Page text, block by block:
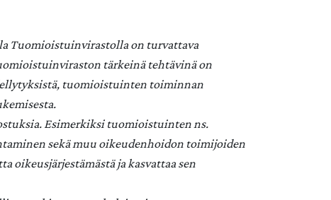
Tuomioistuinvirastolla on turvattava
tärkeinä tehtävinä on
tuomioistuinten toiminnan
Esimerkiksi tuomioistuinten ns.
sekä muu oikeudenhoidon toimijoiden
oikeusjärjestämästä ja kasvattaa sen